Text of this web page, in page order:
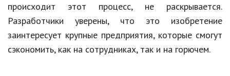
Финансы
Юриспруденция
Природа
происходит этот процесс, не раскрывается.
Разработчики уверены, что это изобретение
заинтересует крупные предприятия, которые смогут
сэкономить, как на сотрудниках, так и на горючем.